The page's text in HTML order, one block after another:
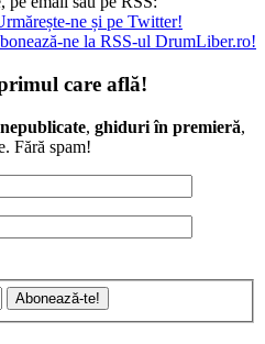
ne și pe Twitter!
ne la RSS-ul DrumLiber.ro!
care află!
, ghiduri în premieră,
Fără spam!